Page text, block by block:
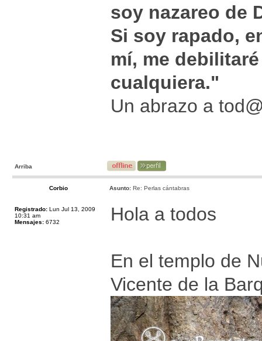
soy nazareo de
Si soy rapado,
mí, me
cualquiera."
Un abrazo a
Arriba
Corbio Asunto: Re: Perlas cántabras
Registrado: Lun Jul 13, 2009
10:31 am
Mensajes: 6732 Hola a todos
En el templo de
Vicente de la